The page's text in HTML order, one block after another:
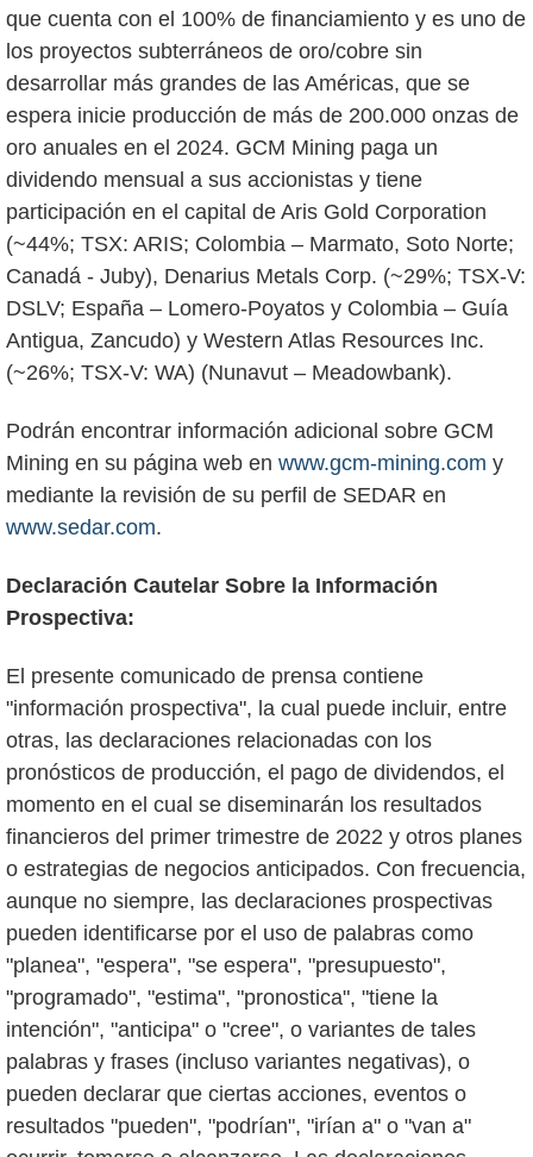
que cuenta con el 100% de financiamiento y es uno de
los proyectos subterráneos de oro/cobre sin
desarrollar más grandes de las Américas, que se
espera inicie producción de más de 200.000 onzas de
oro anuales en el 2024. GCM Mining paga un
dividendo mensual a sus accionistas y tiene
participación en el capital de Aris Gold Corporation
(~44%; TSX: ARIS; Colombia – Marmato, Soto Norte;
Canadá - Juby), Denarius Metals Corp. (~29%; TSX-V:
DSLV; España – Lomero-Poyatos y Colombia – Guía
Antigua, Zancudo) y Western Atlas Resources Inc.
(~26%; TSX-V: WA) (Nunavut – Meadowbank).
Podrán encontrar información adicional sobre GCM
Mining en su página web en www.gcm-mining.com y
mediante la revisión de su perfil de SEDAR en
www.sedar.com.
Declaración Cautelar Sobre la Información
Prospectiva:
El presente comunicado de prensa contiene
"información prospectiva", la cual puede incluir, entre
otras, las declaraciones relacionadas con los
pronósticos de producción, el pago de dividendos, el
momento en el cual se diseminarán los resultados
financieros del primer trimestre de 2022 y otros planes
o estrategias de negocios anticipados. Con frecuencia,
aunque no siempre, las declaraciones prospectivas
pueden identificarse por el uso de palabras como
"planea", "espera", "se espera", "presupuesto",
"programado", "estima", "pronostica", "tiene la
intención", "anticipa" o "cree", o variantes de tales
palabras y frases (incluso variantes negativas), o
pueden declarar que ciertas acciones, eventos o
resultados "pueden", "podrían", "irían a" o "van a"